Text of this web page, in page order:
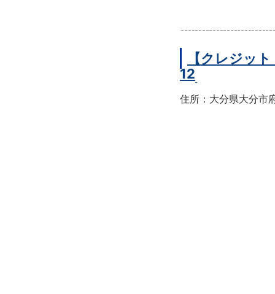
【クレジッ
12
住所：大分県大分市